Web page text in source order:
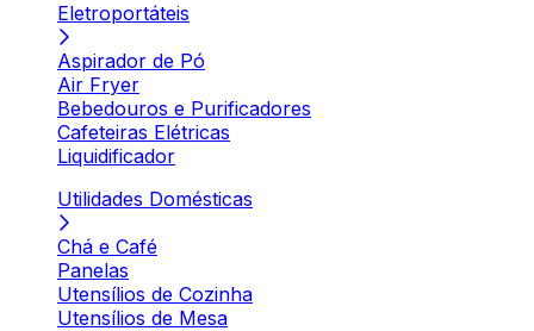
Eletroportáteis
Aspirador de Pó
Air Fryer
Bebedouros e Purificadores
Cafeteiras Elétricas
Liquidificador
Utilidades Domésticas
Chá e Café
Panelas
Utensílios de Cozinha
Utensílios de Mesa